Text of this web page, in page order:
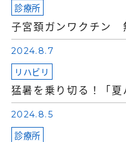
診療所
子宮頚ガンワクチン
2024.8.7
リハビリ
猛暑を乗り切る！「
2024.8.5
診療所